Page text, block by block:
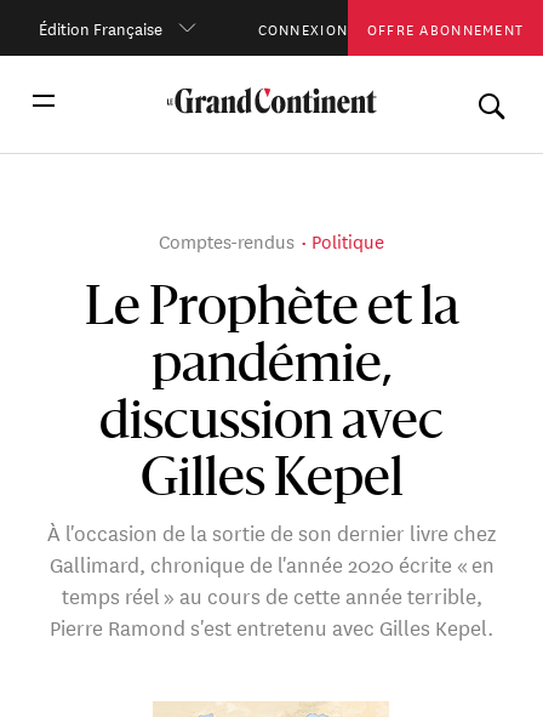
Édition Française CONNEXION OFFRE ABONNEMENT
Le Prophète et la
pandémie,
discussion avec
Gilles Kepel
À l'occasion de la sortie de son dernier livre chez
Gallimard, chronique de l'année 2020 écrite « en
temps réel » au cours de cette année terrible,
Pierre Ramond s'est entretenu avec Gilles Kepel.
Comptes-rendus Politique